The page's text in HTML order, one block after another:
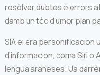
resòlver dubtes e errors
damb un tòc d’umor plan
SIA ei era personificacion
d’informacion, coma Siri o
lengua araneses. Ua